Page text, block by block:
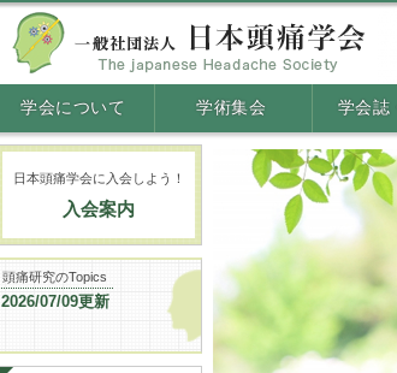
学会について 学術集会 学会誌
日本頭痛学会に入会しよう！
入会案内
頭痛研究のTopics
2026/07/09更新